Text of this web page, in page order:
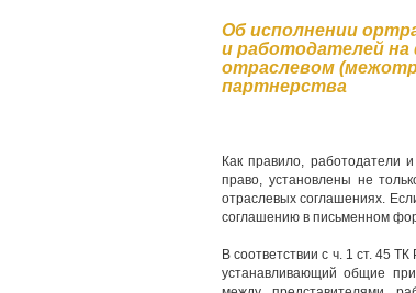
Об исполнении
и работодателей на
отраслевом
партнерства
Как правило, работодатели
право, установлены не
отраслевых соглашениях.
соглашению в письменном
В соответствии с ч. 1 ст. 45
устанавливающий общие